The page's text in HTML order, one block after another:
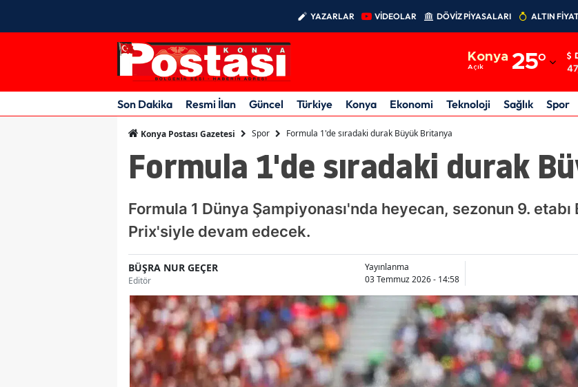
YAZARLAR VİDEOLAR DÖVİZ PİYASALARI ALTIN
Konya
Açık 25°
Adıyaman
Afyonkarahisar
Amasya
Ankara
Antalya
Balıkesir
Bilecik
Bingöl
Bitlis
Son Dakika Resmi İlan Güncel Türkiye Konya Ekonomi Teknoloji Sağlık Spor
Konya Postası Gazetesi Spor Formula 1'de sıradaki durak Büyük Britanya
Formula 1'de sıradaki durak
Formula 1 Dünya Şampiyonası'nda heyecan, sezonun 9.
Prix'siyle devam edecek.
BÜŞRA NUR GEÇER
Editör
Yayınlanma
03 Temmuz 2026 - 14:58